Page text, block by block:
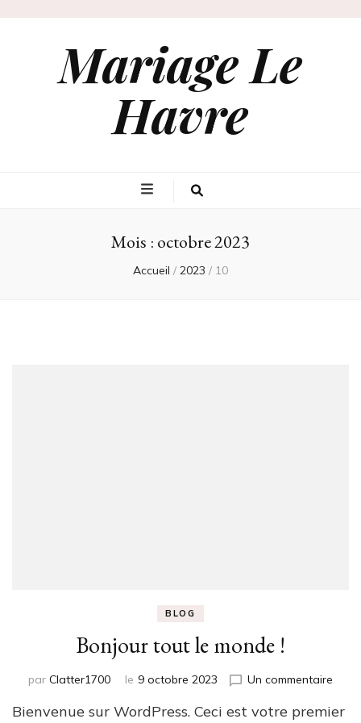
Mariage Le
Havre
Mois : octobre 2023
Accueil / 2023 / 10
BLOG
Bonjour tout le monde !
par Clatter1700 le 9 octobre 2023 Un commentaire
tout
Bienvenue sur WordPress. Ceci est votre premier